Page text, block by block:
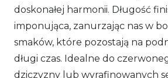
doskonałej harmonii. Długość
imponująca, zanurzając nas w
smaków, które pozostają na
długi czas. Idealne do
dziczyzny lub wyrafinowanych